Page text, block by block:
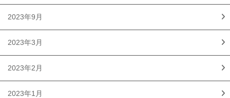
2023年9月
2023年3月
2023年2月
2023年1月